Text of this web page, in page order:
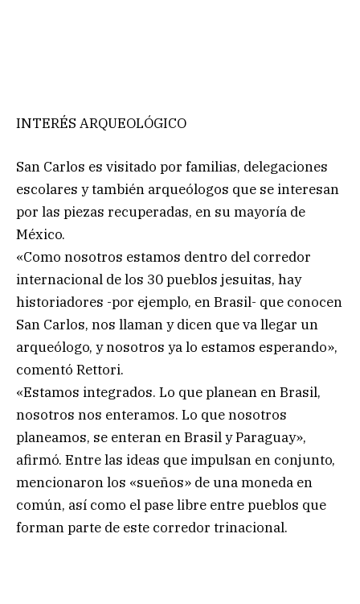
INTERÉS ARQUEOLÓGICO
San Carlos es visitado por familias, delegaciones
escolares y también arqueólogos que se interesan
por las piezas recuperadas, en su mayoría de
México.
«Como nosotros estamos dentro del corredor
internacional de los 30 pueblos jesuitas, hay
historiadores -por ejemplo, en Brasil- que conocen
San Carlos, nos llaman y dicen que va llegar un
arqueólogo, y nosotros ya lo estamos esperando»,
comentó Rettori.
«Estamos integrados. Lo que planean en Brasil,
nosotros nos enteramos. Lo que nosotros
planeamos, se enteran en Brasil y Paraguay»,
afirmó. Entre las ideas que impulsan en conjunto,
mencionaron los «sueños» de una moneda en
común, así como el pase libre entre pueblos que
forman parte de este corredor trinacional.